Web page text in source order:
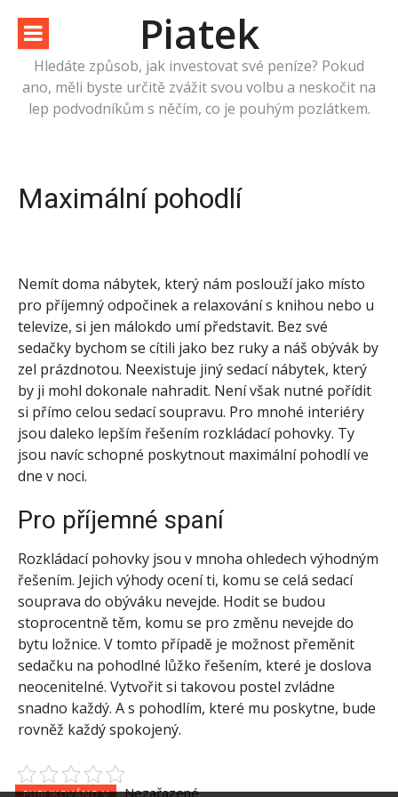
obsah
Piatek
Hledáte způsob, jak investovat své peníze? Pokud
ano, měli byste určitě zvážit svou volbu a neskočit na
lep podvodníkům s něčím, co je pouhým pozlátkem.
Maximální pohodlí
Nemít doma nábytek, který nám poslouží jako místo
pro příjemný odpočinek a relaxování s knihou nebo u
televize, si jen málokdo umí představit. Bez své
sedačky bychom se cítili jako bez ruky a náš obývák by
zel prázdnotou. Neexistuje jiný sedací nábytek, který
by ji mohl dokonale nahradit. Není však nutné pořídit
si přímo celou sedací soupravu. Pro mnohé interiéry
jsou daleko lepším řešením rozkládací pohovky. Ty
jsou navíc schopné poskytnout maximální pohodlí ve
dne v noci.
Pro příjemné spaní
Rozkládací pohovky jsou v mnoha ohledech výhodným
řešením. Jejich výhody ocení ti, komu se celá sedací
souprava do obýváku nevejde. Hodit se budou
stoprocentně těm, komu se pro změnu nevejde do
bytu ložnice. V tomto případě je možnost přeměnit
sedačku na pohodlné lůžko řešením, které je doslova
neocenitelné. Vytvořit si takovou postel zvládne
snadno každý. A s pohodlím, které mu poskytne, bude
rovněž každý spokojený.
PUBLIKOVÁNO V Nezařazené